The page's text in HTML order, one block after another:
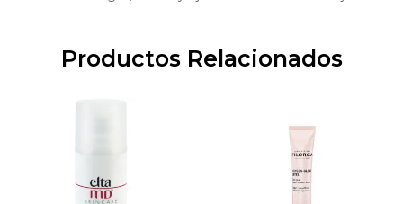
Productos Relacionados